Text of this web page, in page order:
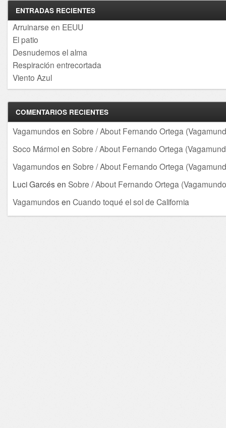
ENTRADAS RECIENTES
Arruinarse en EEUU
El patio
Desnudemos el alma
Respiración entrecortada
Viento Azul
COMENTARIOS RECIENTES
Vagamundos en Sobre / About Fernando Ortega
Soco Mármolen Sobre / About Fernando Ortega
Vagamundos en Sobre / About Fernando Ortega
Luci Garcés en Sobre / About Fernando Ortega
Vagamundos en Cuando toqué el sol de California